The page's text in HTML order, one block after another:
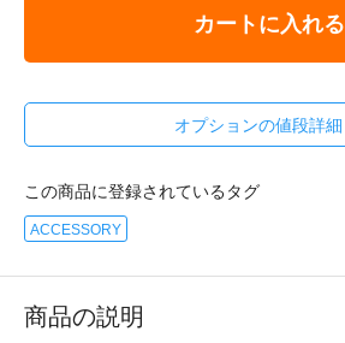
カートに入れる
オプションの値段詳細
この商品に登録されているタグ
ACCESSORY
商品の説明